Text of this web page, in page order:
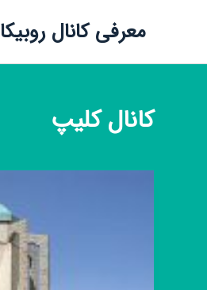
معرفی کانال روبیکا
کانالکلیپ